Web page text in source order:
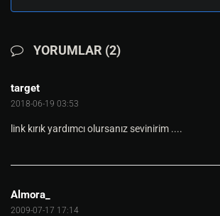
YORUMLAR (2)
target
2018-06-19 03:53
link kırık yardımcı olursanız sevinirim ....
Almora_
2009-07-17 17:14